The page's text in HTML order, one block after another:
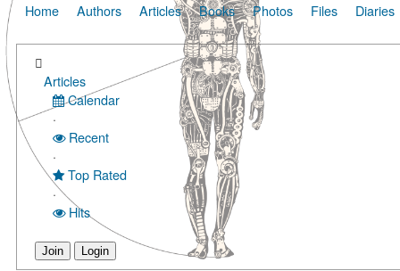
Home Authors Articles Books Photos Files Diaries
Articles
Calendar
·
Recent
·
Top Rated
·
Hits
Join Login